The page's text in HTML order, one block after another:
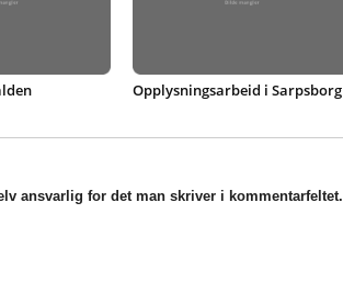
Opplysningsarbeid i Sarpsborg
ansvarlig for det man skriver i kommentarfeltet.